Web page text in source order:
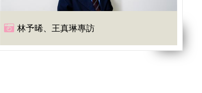
林予晞、王真琳專訪